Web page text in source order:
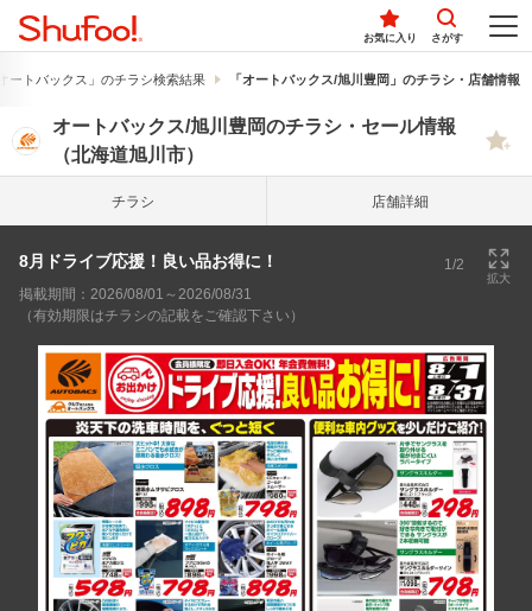
お気に入り さがす
ートバックス」のチラシ検索結果 「オートバックス/旭川豊岡」のチラシ・店舗情報
オートバックス/旭川豊岡のチラシ・セール情報
（北海道旭川市）
チラシ 店舗詳細
8月ドライブ応援！良い品お得に！ 1/2
拡大
掲載期間：2026/08/01～2026/08/31
（有効期限はチラシの記載をご確認下さい）